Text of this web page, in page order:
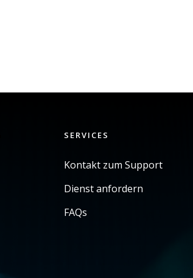
SERVICES
Kontakt zum Support
Dienst anfordern
FAQs